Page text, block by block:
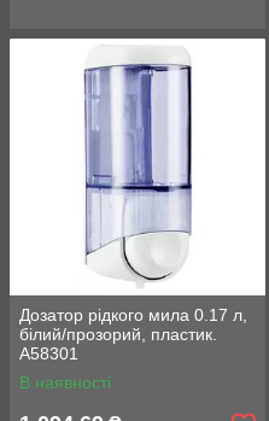
Дозатор рідкого мила 0.17 л,
білий/прозорий, пластик.
A58301
В наявності